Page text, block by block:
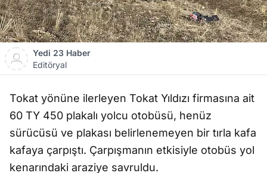
Yedi 23 Haber
Editöryal
Tokat yönüne ilerleyen Tokat Yıldızı firmasına ait
60 TY 450 plakalı yolcu otobüsü, henüz
sürücüsü ve plakası belirlenemeyen bir tırla kafa
kafaya çarpıştı. Çarpışmanın etkisiyle otobüs yol
kenarındaki araziye savruldu.